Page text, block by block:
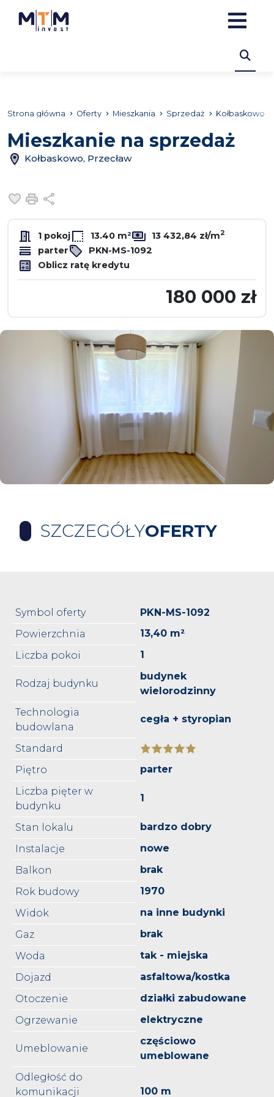
Strona główna Oferty Mieszkania Sprzedaż Kołbaskowo
Mieszkanie na sprzedaż
Kołbaskowo, Przecław
Dodaj do ulubionych
Drukuj
1 pokoj 13.40 m² 13 432,84 zł/m2
parter
PKN-MS-1092
Oblicz ratę kredytu
180 000 zł
SZCZEGÓŁYOFERTY
Symbol oferty
PKN-MS-1092
Powierzchnia
13,40 m²
Liczba pokoi
1
Rodzaj budynku
budynek
wielorodzinny
Technologia
budowlana
cegła + styropian
Standard
Piętro
parter
Liczba pięter w
budynku
1
Stan lokalu
bardzo dobry
Instalacje
nowe
Balkon
brak
Rok budowy
1970
Widok
na inne budynki
Gaz
brak
Woda
tak - miejska
Dojazd
asfaltowa/kostka
Otoczenie
działki zabudowane
Ogrzewanie
elektryczne
Umeblowanie
częściowo
umeblowane
Odległość do
komunikacji
100 m